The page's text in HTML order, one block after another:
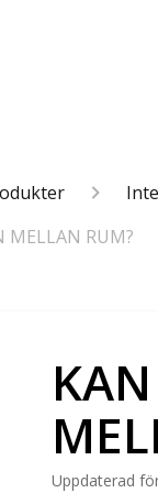
MELLAN RUM?
Uppdaterad